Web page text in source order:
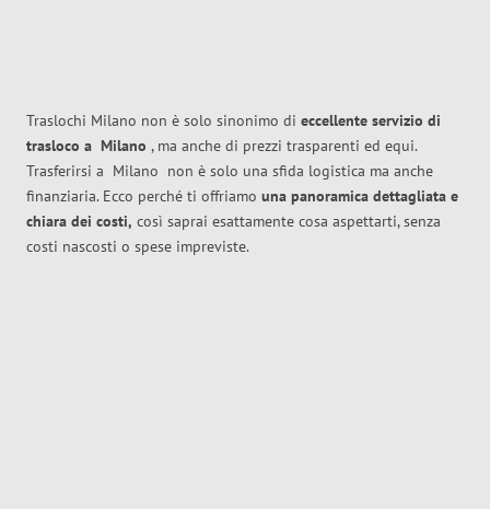
Traslochi Milano non è solo sinonimo di eccellente servizio di
trasloco a Milano , ma anche di prezzi trasparenti ed equi.
Trasferirsi a Milano non è solo una sfida logistica ma anche
finanziaria. Ecco perché ti offriamo una panoramica dettagliata e
chiara dei costi, così saprai esattamente cosa aspettarti, senza
costi nascosti o spese impreviste.